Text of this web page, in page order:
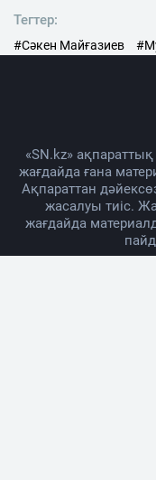
Тегтер:
#Сәкен Майғазиев
«SN.kz»
жағдайда ғана
Ақпараттан
жасалуы тиіс.
жағдайда